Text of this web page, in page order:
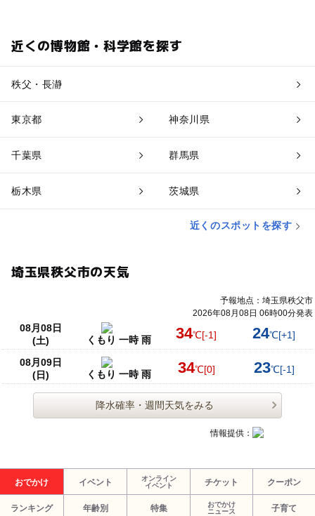
近くの博物館・科学館を探す
秩父・長瀞
東京都 神奈川県
千葉県 群馬県
栃木県 茨城県
近くのスポットを探す
埼玉県秩父市の天気
予報地点：埼玉県秩父市
2026年08月08日 06時00分発表
08月08日
(土)
くもり 一時 雨 34℃[-1] 24℃[+1]
08月09日
(日)
くもり 一時 雨 34℃[0] 23℃[-1]
降水確率・週間天気をみる
情報提供：
おでかけ イベント
オンライン
イベント
チケット クーポン
ランキング 年齢別 特集
おでかけ
ニュース
子育て